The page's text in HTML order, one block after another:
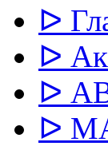
ᐅ
ᐅ
ᐅ
ᐅ